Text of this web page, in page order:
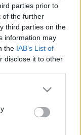
parties prior to
of the further
third parties on the
information may
the IAB’s List of
disclose it to other
or more Google
You may click to
party tags to
in below Google
a
sikerült
a mindig
hatalmú